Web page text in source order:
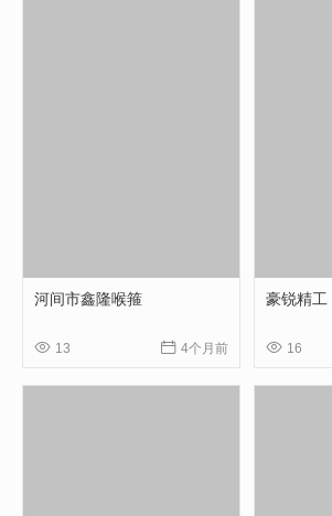
河间市鑫隆喉箍
 13  4个月前
豪锐精工
 16